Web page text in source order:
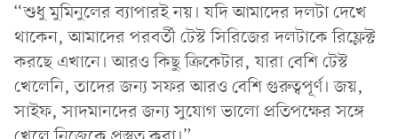
“শুধু মুমিনুলের ব্যাপারই নয়। যদি আমাদের দলটা দেখে
থাকেন, আমাদের পরবর্তী টেস্ট সিরিজের দলটাকে রিফ্লেক্ট
করছে এখানে। আরও কিছু ক্রিকেটার, যারা বেশি টেস্ট
খেলেনি, তাদের জন্য সফর আরও বেশি গুরুত্বপূর্ণ। জয়,
সাইফ, সাদমানদের জন্য সুযোগ ভালো প্রতিপক্ষের সঙ্গে